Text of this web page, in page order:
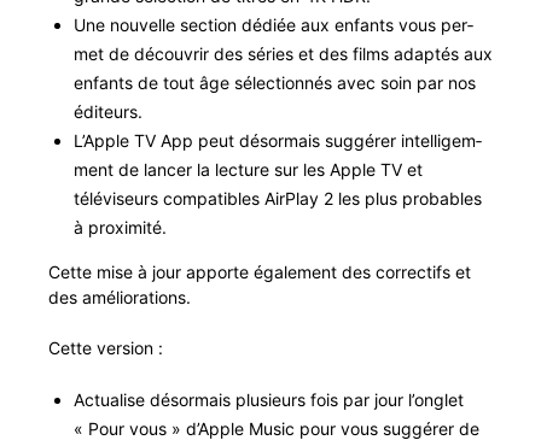
Une nou­velle sec­tion dédiée aux enfants vous per­
met de décou­vrir des séries et des films adap­tés aux
enfants de tout âge sélec­tion­nés avec soin par nos
éditeurs.
L’Apple TV App peut désor­mais sug­gér­er intel­ligem­
ment de lancer la lec­ture sur les Apple TV et
téléviseurs com­pat­i­bles Air­Play 2 les plus prob­a­bles
à proximité.
Cette mise à jour apporte égale­ment des cor­rec­tifs et
des améliorations.
Cette ver­sion :
Actu­alise désor­mais plusieurs fois par jour l’onglet
« Pour vous » d’Apple Music pour vous sug­gér­er de